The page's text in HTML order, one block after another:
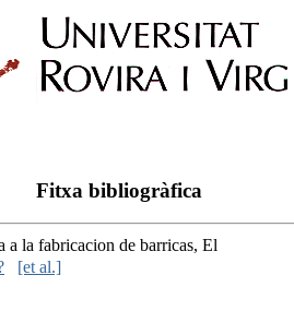
Fitxa bibliogràfica
a la fabricacion de barricas, El
[et al.]